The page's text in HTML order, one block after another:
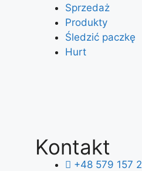
Sprzedaż
Produkty
Śledzić paczkę
Hurt
Kontakt
+48 579 157